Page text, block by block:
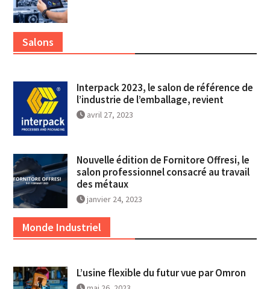
Salons
Interpack 2023, le salon de référence de
l’industrie de l’emballage, revient
avril 27, 2023
Nouvelle édition de Fornitore Offresi, le
salon professionnel consacré au travail
des métaux
janvier 24, 2023
Monde Industriel
L’usine flexible du futur vue par Omron